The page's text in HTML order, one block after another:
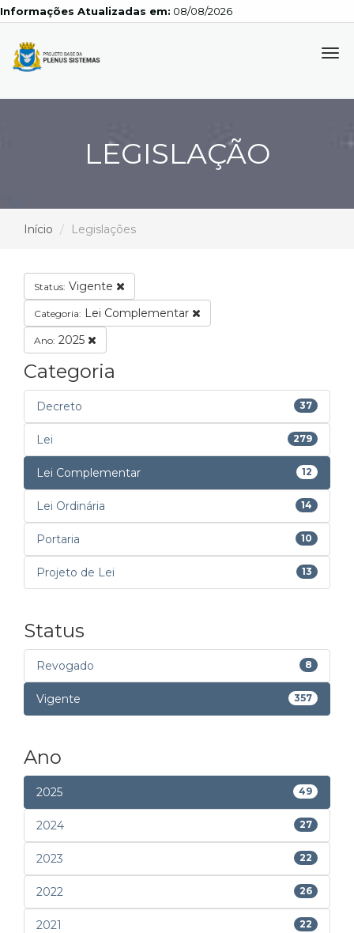
Atualizadas em: 08/08/2026
LEGISLAÇÃO
Início Legislações
Status: Vigente
Categoria: Lei Complementar
Ano: 2025
Categoria
Decreto 37
Lei 279
Lei Complementar 12
Lei Ordinária 14
Portaria 10
Projeto de Lei 13
Status
Revogado 8
Vigente 357
Ano
2025 49
2024 27
2023 22
2022 26
2021 22